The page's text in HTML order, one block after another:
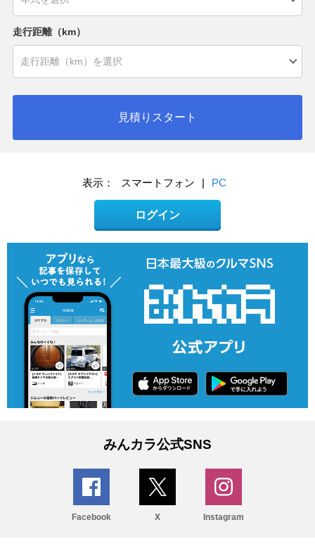
走行距離（km）
見積りスタート
表示： スマートフォン | PC
ログイン
みんカラ公式SNS
Facebook X Instagram